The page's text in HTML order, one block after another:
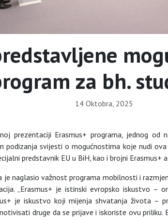
za bh.
14 Oktobra, 2025
prezentaciji Erasmus+ programa, jednog od
podizanja svijesti o mogućnostima koje nudi
predstavnik EU u BiH, kao i brojni
je naglasio važnost programa mobilnosti i
„Erasmus+ je istinski evropsko iskustvo –
je iskustvo koji mijenja shvatanja života –
druge da se prijave i iskoriste ovu